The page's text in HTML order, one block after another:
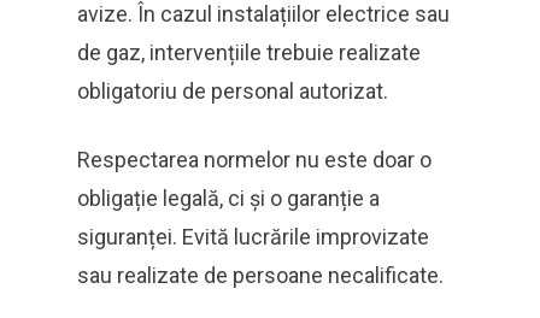
avize. În cazul instalațiilor electrice sau
de gaz, intervențiile trebuie realizate
obligatoriu de personal autorizat.
Respectarea normelor nu este doar o
obligație legală, ci și o garanție a
siguranței. Evită lucrările improvizate
sau realizate de persoane necalificate.